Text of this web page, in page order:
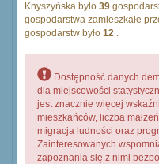
Knyszyńska było 39
gospodarstwa zamieszkałe
gospodarstw było 12 .
Dostępność danych
dla miejscowości
jest znacznie więcej
mieszkańców, liczba
migracja ludności oraz
Zainteresowanych
zapoznania się z nimi